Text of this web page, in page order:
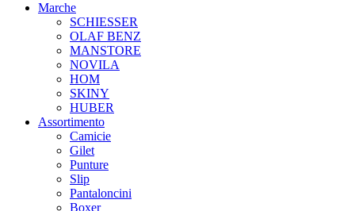
Marche
SCHIESSER
OLAF BENZ
MANSTORE
NOVILA
HOM
SKINY
HUBER
Assortimento
Camicie
Gilet
Punture
Slip
Pantaloncini
Boxer